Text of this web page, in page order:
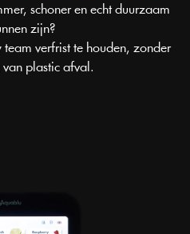
schoner en echt duurzaam
zijn?
verfrist te houden, zonder
plastic afval.